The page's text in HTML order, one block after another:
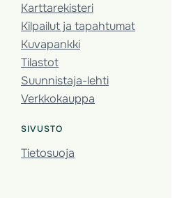
Karttarekisteri
Kilpailut ja tapahtumat
Kuvapankki
Tilastot
Suunnistaja-lehti
Verkkokauppa
SIVUSTO
Tietosuoja